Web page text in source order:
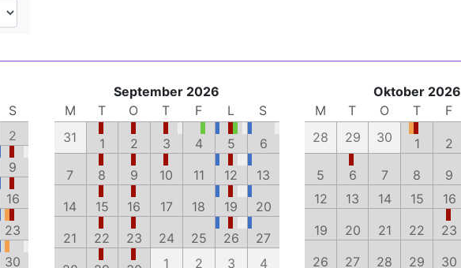
S
2
9
16
23
30
September 2026
M
T O T F L
S
31
1 2 3 4 5
6
7
8 9 10 11 12
13
14
15 16 17 18 19
20
21
22 23 24 25 26
27
1 2 3 4
Oktober 2026
M
T O T F
28
29 30 1 2
5
6 7 8 9
12
13 14 15 16
19
20 21 22 23
26
27 28 29 30